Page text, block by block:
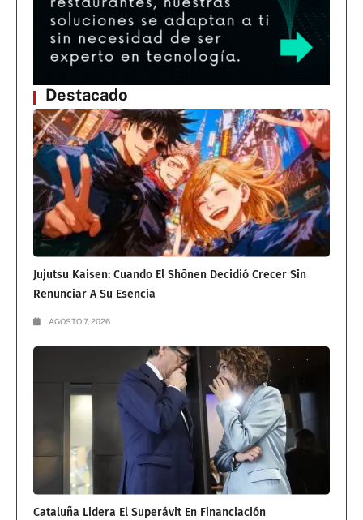
Destacado
Jujutsu Kaisen: Cuando El Shōnen Decidió Crecer Sin
Renunciar A Su Esencia
AGOSTO 7, 2026
Cataluña Lidera El Superávit En Financiación